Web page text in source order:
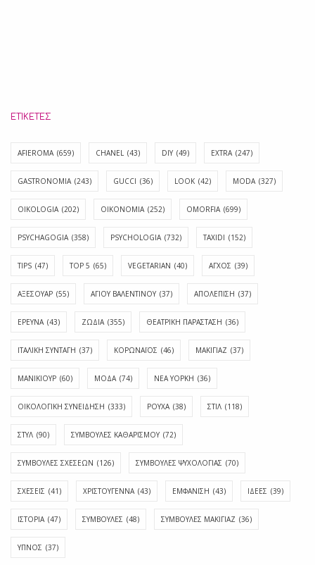
ΕΤΙΚΈΤΕΣ
AFIEROMA (659) CHANEL (43) DIY (49) EXTRA (247)
GASTRONOMIA (243) GUCCI (36) LOOK (42) MODA (327)
OIKOLOGIA (202) OIKONOMIA (252) OMORFIA (699)
PSYCHAGOGIA (358) PSYCHOLOGIA (732) TAXIDI (152)
TIPS (47) TOP 5 (65) VEGETARIAN (40) ΑΓΧΟΣ (39)
ΑΞΕΣΟΥΑΡ (55) ΑΓΊΟΥ ΒΑΛΕΝΤΊΝΟΥ (37) ΑΠΟΛΈΠΙΣΗ (37)
ΕΡΕΥΝΑ (43) ΖΩΔΙΑ (355) ΘΕΑΤΡΙΚΗ ΠΑΡΑΣΤΑΣΗ (36)
ΙΤΑΛΙΚΗ ΣΥΝΤΑΓΗ (37) ΚΟΡΩΝΑΪΟΣ (46) ΜΑΚΙΓΙΑΖ (37)
ΜΑΝΙΚΙΟΥΡ (60) ΜΟΔΑ (74) ΝΕΑ ΥΟΡΚΗ (36)
ΟΙΚΟΛΟΓΙΚΗ ΣΥΝΕΙΔΗΣΗ (333) ΡΟΥΧΑ (38) ΣΤΙΛ (118)
ΣΤΥΛ (90) ΣΥΜΒΟΥΛΕΣ ΚΑΘΑΡΙΣΜΟΥ (72)
ΣΥΜΒΟΥΛΕΣ ΣΧΕΣΕΩΝ (126) ΣΥΜΒΟΥΛΕΣ ΨΥΧΟΛΟΓΙΑΣ (70)
ΣΧΕΣΕΙΣ (41) ΧΡΙΣΤΟΥΓΕΝΝΑ (43) ΕΜΦΆΝΙΣΗ (43) ΙΔΈΕΣ (39)
ΙΣΤΟΡΊΑ (47) ΣΥΜΒΟΥΛΈΣ (48) ΣΥΜΒΟΥΛΈΣ ΜΑΚΙΓΙΆΖ (36)
ΎΠΝΟΣ (37)